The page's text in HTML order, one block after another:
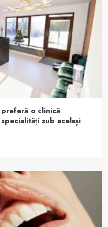
o clinică
sub același